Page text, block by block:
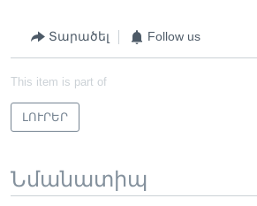
Տարածել Follow us
This item is part of
ԼՈՒՐԵՐ
Նմանատիպ